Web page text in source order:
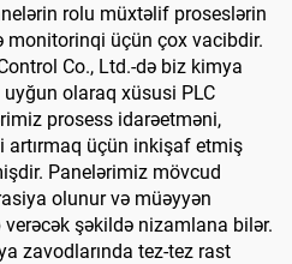
rolu müxtəlif proseslərin
monitorinqi üçün çox vacibdir.
Co., Ltd.-də biz kimya
uyğun olaraq xüsusi PLC
prosess idarəetməni,
artırmaq üçün inkişaf etmiş
Panelərimiz mövcud
olunur və müəyyən
şəkildə nizamlana bilər.
zavodlarında tez-tez rast